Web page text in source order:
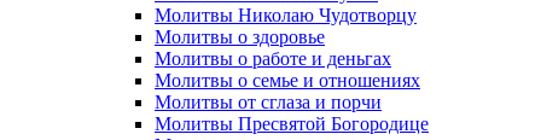
Молитвы Николаю Чудотворцу
Молитвы о здоровье
Молитвы о работе и деньгах
Молитвы о семье и отношениях
Молитвы от сглаза и порчи
Молитвы Пресвятой Богородице